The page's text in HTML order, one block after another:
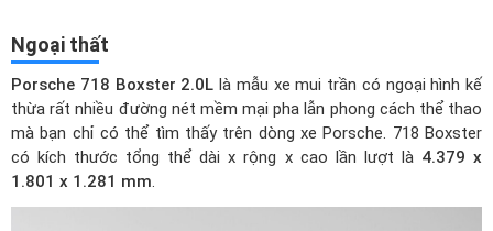
Ngoại thất
Porsche 718 Boxster 2.0L là mẫu xe mui trần có ngoại hình kế
thừa rất nhiều đường nét mềm mại pha lẫn phong cách thể thao
mà bạn chỉ có thể tìm thấy trên dòng xe Porsche. 718 Boxster
có kích thước tổng thể dài x rộng x cao lần lượt là 4.379 x
1.801 x 1.281 mm